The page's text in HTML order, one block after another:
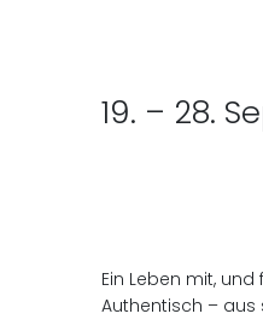
19. – 28.
Ein Leben mit,
Authentisch – aus